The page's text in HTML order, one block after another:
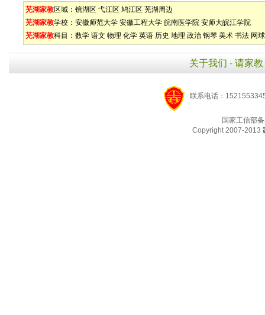
芜湖家教区域： 镜湖区 弋江区 鸠江区 芜湖周边
芜湖家教学校： 安徽师范大学 安徽工程大学 皖南医学院 安师大皖江学院
芜湖家教科目： 数学 语文 物理 化学 英语 历史 地理 政治 钢琴 美术 书法 网球
关于我们 - 请家教
联系电话：
国家工信部
Copyright 2007-2013